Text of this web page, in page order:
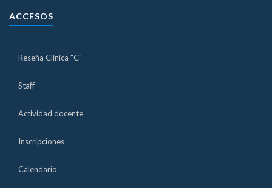
ACCESOS
Reseña Clínica "C"
Staff
Actividad docente
Inscripciones
Calendario